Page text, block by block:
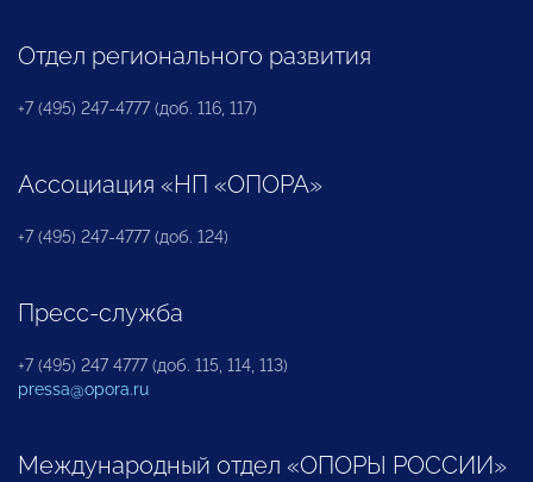
Отдел регионального развития
+7 (495) 247-4777 (доб. 116, 117)
Ассоциация «НП «ОПОРА»
+7 (495) 247-4777 (доб. 124)
Пресс-служба
+7 (495) 247 4777 (доб. 115, 114, 113)
pressa@opora.ru
Международный отдел «ОПОРЫ РОССИИ»